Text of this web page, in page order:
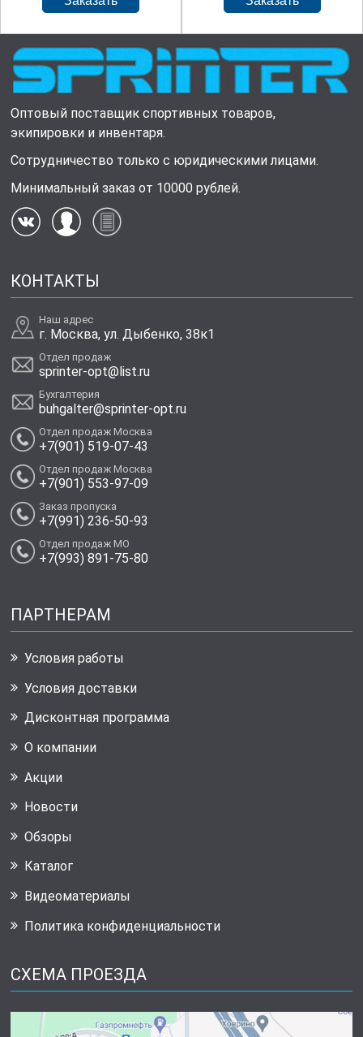
Оптовый поставщик спортивных товаров,
экипировки и инвентаря.
Сотрудничество только с юридическими лицами.
Минимальный заказ от 10000 рублей.
КОНТАКТЫ
Наш адрес
г. Москва, ул. Дыбенко, 38к1
Отдел продаж
sprinter-opt@list.ru
Бухгалтерия
buhgalter@sprinter-opt.ru
Отдел продаж Москва
+7(901) 519-07-43
Отдел продаж Москва
+7(901) 553-97-09
Заказ пропуска
+7(991) 236-50-93
Отдел продаж МО
+7(993) 891-75-80
ПАРТНЕРАМ
Условия работы
Условия доставки
Дисконтная программа
О компании
Акции
Новости
Обзоры
Каталог
Видеоматериалы
Политика конфиденциальности
СХЕМА ПРОЕЗДА